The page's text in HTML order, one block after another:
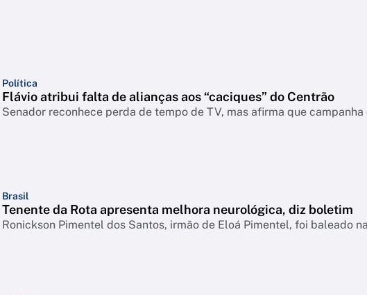
Política
Flávio atribui falta de alianças aos “caciques” do Centrão
Senador reconhece perda de tempo de TV, mas afirma que
Brasil
Tenente da Rota apresenta melhora neurológica, diz boletim
Ronickson Pimentel dos Santos, irmão de Eloá Pimentel, foi baleado